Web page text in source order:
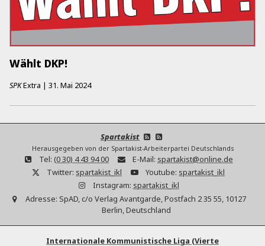
Wählt DKP!
SPKExtra | 31. Mai 2024
Spartakist
Herausgegeben von der Spartakist-Arbeiterpartei Deutschlands
Tel: (0 30) 4 43 94 00 E-Mail: spartakist@online.de
Twitter: spartakist_ikl Youtube: spartakist_ikl
Instagram: spartakist_ikl
Adresse: SpAD, c/o Verlag Avantgarde, Postfach 2 35 55, 10127
Berlin, Deutschland
Internationale Kommunistische Liga (Vierte